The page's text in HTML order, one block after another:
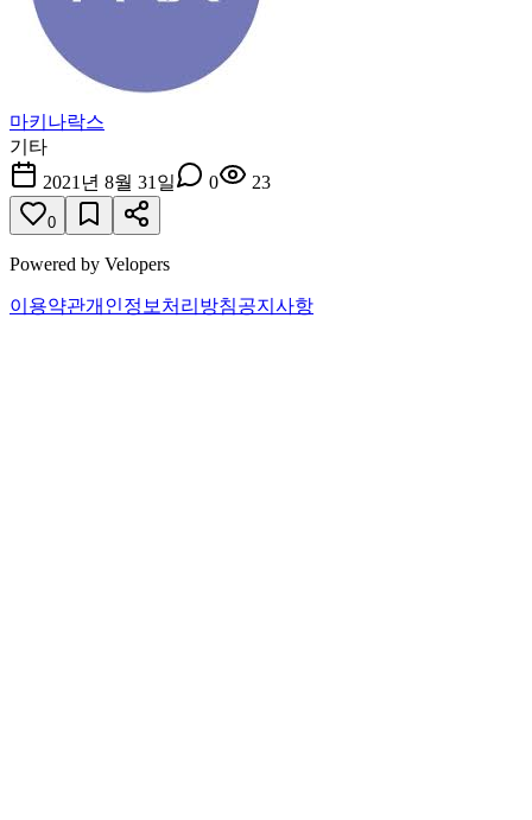
마키나락스
기타
2021년 8월 31일
0 23
0
Powered by Velopers
이용약관개인정보처리방침공지사항